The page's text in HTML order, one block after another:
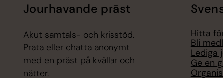
Jourhavande präst
Akut samtals- och krisstöd.
Prata eller chatta anonymt
med en präst på kvällar och
nätter.
Hitta
Bli
Lediga
Ge en